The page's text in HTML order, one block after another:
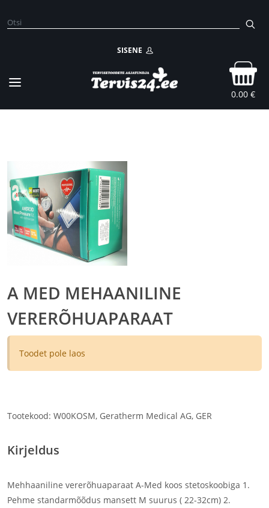
SISENE
0.00 €
A MED MEHAANILINE
VERERÕHUAPARAAT
Toodet pole laos
Tootekood: W00KOSM, Geratherm Medical AG, GER
Kirjeldus
Mehhaaniline vererõhuaparaat A-Med koos stetoskoobiga 1.
Pehme standarmõõdus mansett M suurus ( 22-32cm) 2.